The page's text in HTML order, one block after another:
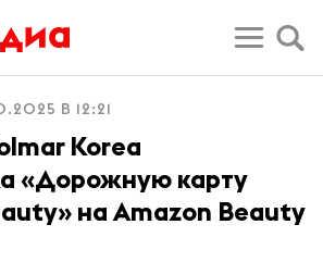
В 12:21
Korea
«Дорожную карту
на Amazon Beauty